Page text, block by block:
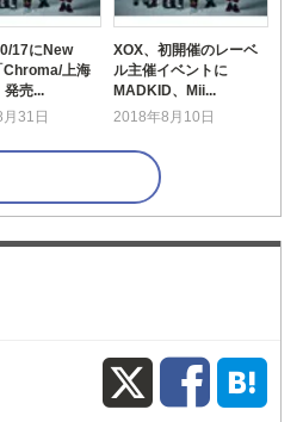
17にNew
Chroma/上海
売...
31日
XOX、初開催のレーベ
ル主催イベントに
MADKID、Mii...
2018年8月10日
X